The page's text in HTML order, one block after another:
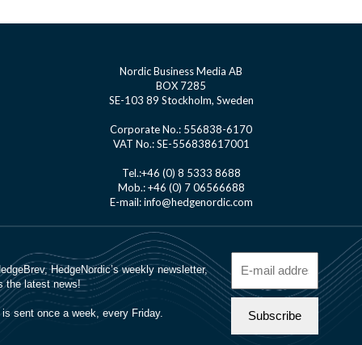
Nordic Business Media AB
BOX 7285
SE-103 89 Stockholm, Sweden
Corporate No.: 556838-6170
VAT No.: SE-556838617001
Tel.:+46 (0) 8 5333 8688
Mob.: +46 (0) 7 06566688
E-mail: info@hedgenordic.com